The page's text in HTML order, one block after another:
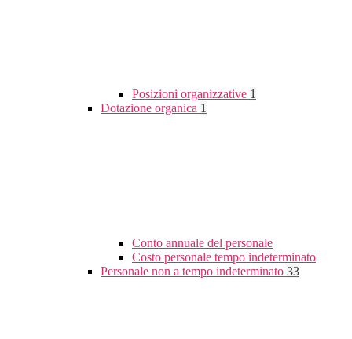
Posizioni organizzative 1
Dotazione organica 1
Conto annuale del personale
Costo personale tempo indeterminato
Personale non a tempo indeterminato 33